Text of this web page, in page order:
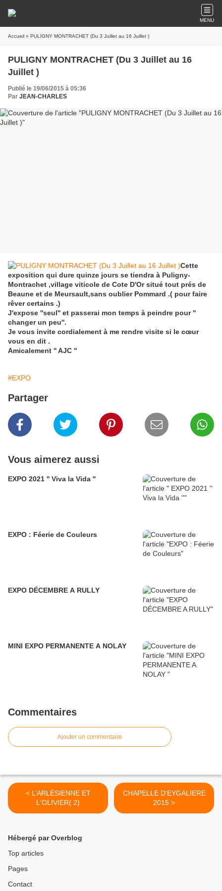
MENU
Accueil » PULIGNY MONTRACHET (Du 3 Juillet au 16 Juillet )
PULIGNY MONTRACHET (Du 3 Juillet au 16
Juillet )
Publié le 19/06/2015 à 05:36
Par JEAN-CHARLES
Cette
exposition qui dure quinze jours se tiendra à Puligny-
Montrachet ,village viticole de Cote D'Or situé tout prés de
Beaune et de Meursault,sans oublier Pommard .( pour faire
rêver certains .)
J'expose ''seul'' et passerai mon temps à peindre pour ''
changer un peu''.
Je vous invite cordialement à me rendre visite si le cœur
vous en dit .
Amicalement '' AJC ''
#EXPO
Partager
Vous aimerez aussi
EXPO 2021 '' Viva la Vida ''
EXPO : Féerie de Couleurs
EXPO DÉCEMBRE A RULLY
MINI EXPO PERMANENTE A NOLAY
Commentaires
Ajouter un commentaire
< L’ARLÉSIENNE ET
L'OLIVIER( 2)
CHAPELLE D'EYGALIERE
2015 >
Hébergé par Overblog
Top articles
Pages
Contact